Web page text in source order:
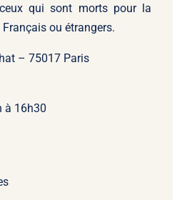
qui sont morts pour la
Français ou étrangers.
– 75017 Paris
à 16h30